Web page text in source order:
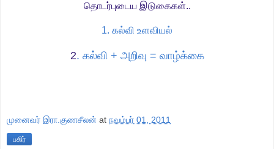
தொடர்புடைய இடுகைகள்..
1. கல்வி உளவியல்
2. கல்வி + அறிவு = வாழ்க்கை
முனைவர் இரா.குணசீலன் at நவம்பர் 01, 2011
பகிர்